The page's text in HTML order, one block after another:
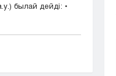
былай дейді: •